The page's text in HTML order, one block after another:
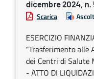
dicembre 2024, n.
Scarica
ESERCIZIO
“Trasferimento alle
dei Centri di Salute
- ATTO DI